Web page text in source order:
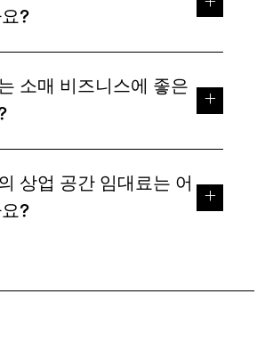
?
소매 비즈니스에 좋은
상업 공간 임대료는 어
?